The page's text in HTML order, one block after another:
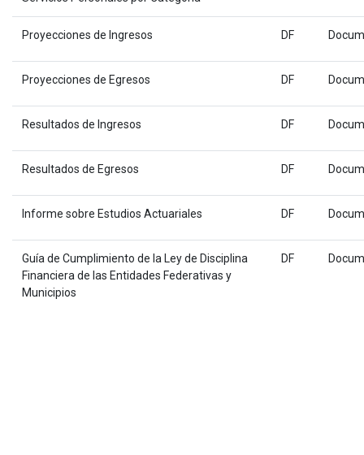
Proyecciones de Ingresos DF
Proyecciones de Egresos DF
Resultados de Ingresos DF
Resultados de Egresos DF
Informe sobre Estudios Actuariales DF
Guía de Cumplimiento de la Ley de Disciplina
Financiera de las Entidades Federativas y
Municipios
DF